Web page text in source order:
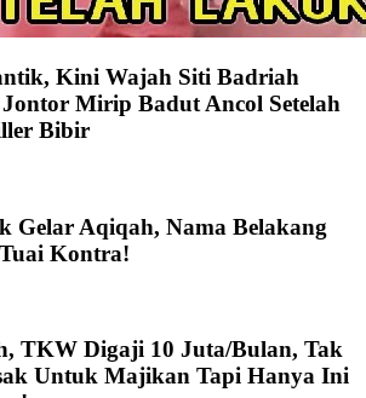
Kini Wajah Siti Badriah
Mirip Badut Ancol Setelah
Bibir
Gelar Aqiqah, Nama Belakang
Kontra!
TKW Digaji 10 Juta/Bulan, Tak
Untuk Majikan Tapi Hanya Ini